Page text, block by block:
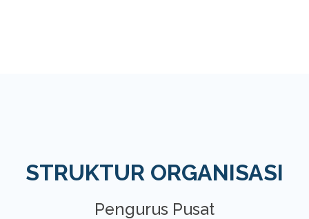
STRUKTUR ORGANISASI
Pengurus Pusat